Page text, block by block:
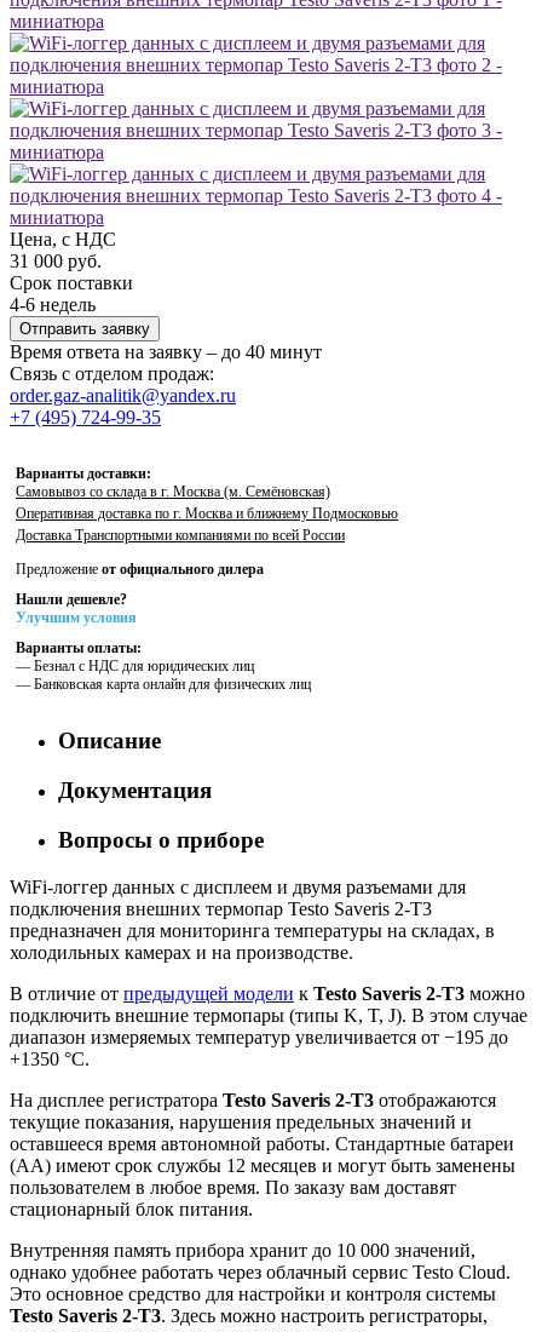
Цена, с НДС
31 000 руб.
Срок поставки
4-6 недель
Отправить заявку
Время ответа на заявку – до 40 минут
Связь с отделом продаж:
order.gaz-analitik@yandex.ru
+7 (495) 724-99-35
Варианты доставки:
Самовывоз со склада в г. Москва (м. Семёновская)
Оперативная доставка по г. Москва и ближнему Подмосковью
Доставка Транспортными компаниями по всей России
Предложение от официального дилера
Нашли дешевле?
Улучшим условия
Варианты оплаты:
— Безнал с НДС для юридических лиц
— Банковская карта онлайн для физических лиц
Описание
Документация
Вопросы о приборе
WiFi-логгер данных с дисплеем и двумя разъемами для
подключения внешних термопар Testo Saveris 2-T3
предназначен для мониторинга температуры на складах, в
холодильных камерах и на производстве.
В отличие от предыдущей модели к Testo Saveris 2-T3 можно
подключить внешние термопары (типы K, T, J). В этом случае
диапазон измеряемых температур увеличивается от −195 до
+1350 °C.
На дисплее регистратора Testo Saveris 2-T3 отображаются
текущие показания, нарушения предельных значений и
оставшееся время автономной работы. Стандартные батареи
(AA) имеют срок службы 12 месяцев и могут быть заменены
пользователем в любое время. По заказу вам доставят
стационарный блок питания.
Внутренняя память прибора хранит до 10 000 значений,
однако удобнее работать через облачный сервис Testo Cloud.
Это основное средство для настройки и контроля системы
Testo Saveris 2-T3. Здесь можно настроить регистраторы,